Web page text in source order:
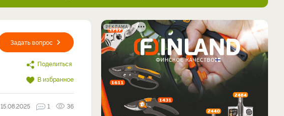
Задать вопрос
Поделиться
В избранное
15.08.2025 1 36
РЕКЛАМА